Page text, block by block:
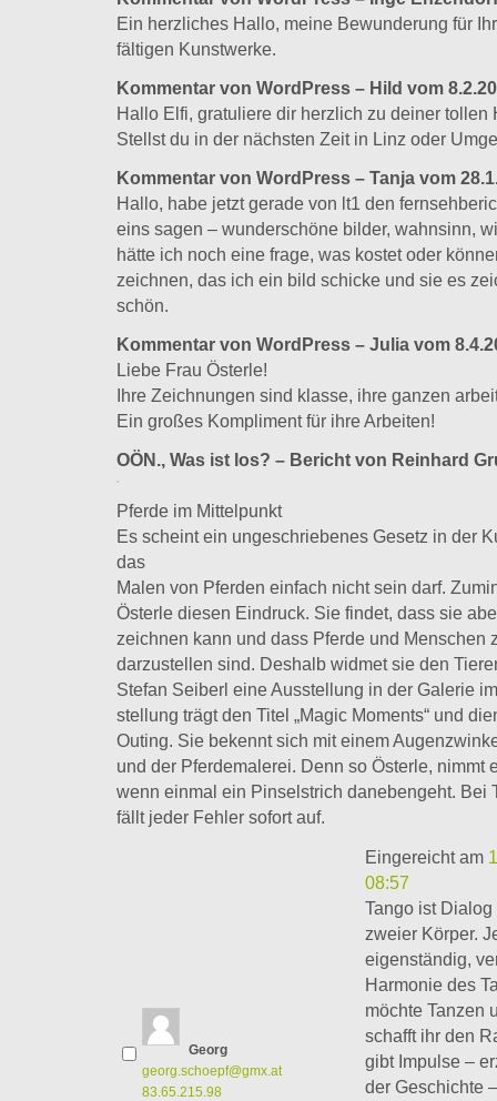
Ein herzliches Hallo, meine Bewunderung für
fältigen Kunstwerke.
Kommentar von WordPress – Hild vom
Hallo Elfi, gratuliere dir herzlich zu deiner tollen
Stellst du in der nächsten Zeit in Linz oder
Kommentar von WordPress – Tanja vom
Hallo, habe jetzt gerade von lt1 den
eins sagen – wunderschöne bilder, wahnsinn,
hätte ich noch eine frage, was kostet oder
zeichnen, das ich ein bild schicke und sie es
schön.
Kommentar von WordPress – Julia vom
Liebe Frau Österle!
Ihre Zeichnungen sind klasse, ihre ganzen
Ein großes Kompliment für ihre Arbeiten!
OÖN., Was ist los? – Bericht von Reinhard
Pferde im Mittelpunkt
Es scheint ein ungeschriebenes Gesetz in der
das
Malen von Pferden einfach nicht sein darf.
Österle diesen Eindruck. Sie findet, dass sie
zeichnen kann und dass Pferde und Menschen
darzustellen sind. Deshalb widmet sie den
Stefan Seiberl eine Ausstellung in der Galerie
stellung trägt den Titel „Magic Moments“ und
Outing. Sie bekennt sich mit einem
und der Pferdemalerei. Denn so Österle, nimmt
wenn einmal ein Pinselstrich danebengeht. Bei
fällt jeder Fehler sofort auf.
Georg
georg.schoepf@gmx.at
83.65.215.98
Eingereicht am
08:57
Tango ist
zweier Körper.
eigenständig,
Harmonie des
möchte Tanzen
schafft ihr den
gibt Impulse –
der Geschichte